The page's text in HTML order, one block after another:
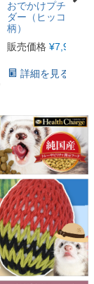
おでかけプチショ
ダー（ヒッコリー
柄）
販売価格 ¥7,920
詳細を見る